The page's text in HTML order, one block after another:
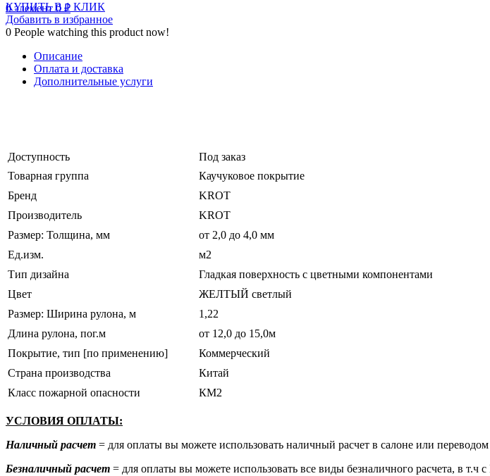
0элемент 0 ₽
КУПИТЬ В 1 КЛИК
Добавить в избранное
0 People watching this product now!
Описание
Оплата и доставка
Дополнительные услуги
Доступность
Под заказ
Товарная группа
Каучуковое покрытие
Бренд
KROT
Производитель
KROT
Размер: Толщина, мм
от 2,0 до 4,0 мм
Ед.изм.
м2
Тип дизайна
Гладкая поверхность с цветными компонентами
Цвет
ЖЕЛТЫЙ светлый
Размер: Ширина рулона, м
1,22
Длина рулона, пог.м
от 12,0 до 15,0м
Покрытие, тип [по применению]
Коммерческий
Страна производства
Китай
Класс пожарной опасности
КМ2
УСЛОВИЯ ОПЛАТЫ:
Наличный расчет = для оплаты вы можете использовать наличный расчет в салоне или переводом
Безналичный расчет = для оплаты вы можете использовать все виды безналичного расчета, в т.ч